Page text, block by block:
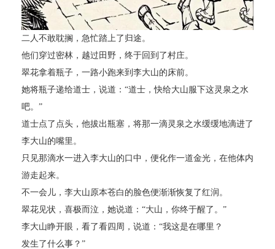
二人不敢耽搁，急忙踏上了归途。
他们穿过密林，越过田野，终于回到了村庄。
翠花拿着瓶子，一路小跑来到李大山的床前。
她将瓶子递给道士，说道：“道士，快给大山服下这灵泉之水
吧。”
道士点了点头，他拔出瓶塞，将那一滴灵泉之水缓缓地滴进了
李大山的嘴里。
只见那滴水一进入李大山的口中，便化作一道金光，在他体内
游走起来。
不一会儿，李大山原本苍白的脸色便渐渐恢复了红润。
翠花见状，喜极而泣，她说道：“大山，你终于醒了。”
李大山睁开眼，看了看四周，说道：“我这是在哪里？
发生了什么事？”